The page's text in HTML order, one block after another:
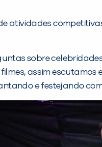
atividades
sobre
assim
e festejando